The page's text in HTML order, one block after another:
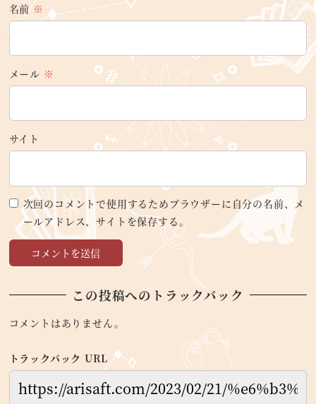
名前※
メール ※
サイト
次回のコメントで使用するためブラウザーに自分の名前、メ
ールアドレス、サイトを保存する。
この投稿へのトラックバック
コメントはありません。
トラックバック URL